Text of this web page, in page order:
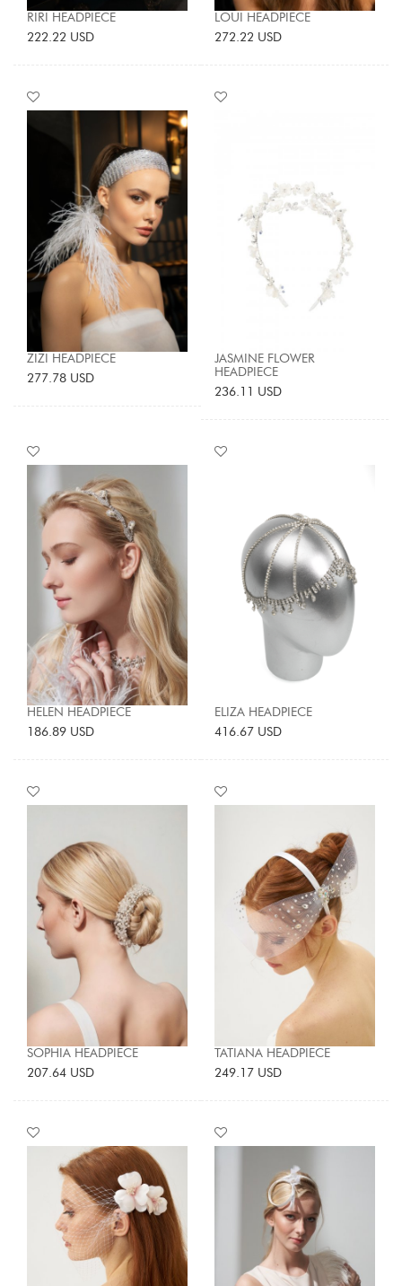
RIRI HEADPIECE
222.22 USD
LOUI HEADPIECE
272.22 USD
ZIZI HEADPIECE
277.78 USD
JASMINE FLOWER
HEADPIECE
236.11 USD
HELEN HEADPIECE
186.89 USD
ELIZA HEADPIECE
416.67 USD
SOPHIA HEADPIECE
207.64 USD
TATIANA HEADPIECE
249.17 USD